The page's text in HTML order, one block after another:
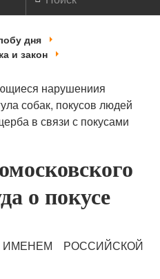
дня
и закон
нарушениия
собак, покусов людей
в связи с покусами
о покусе
РОССИЙСКОЙ